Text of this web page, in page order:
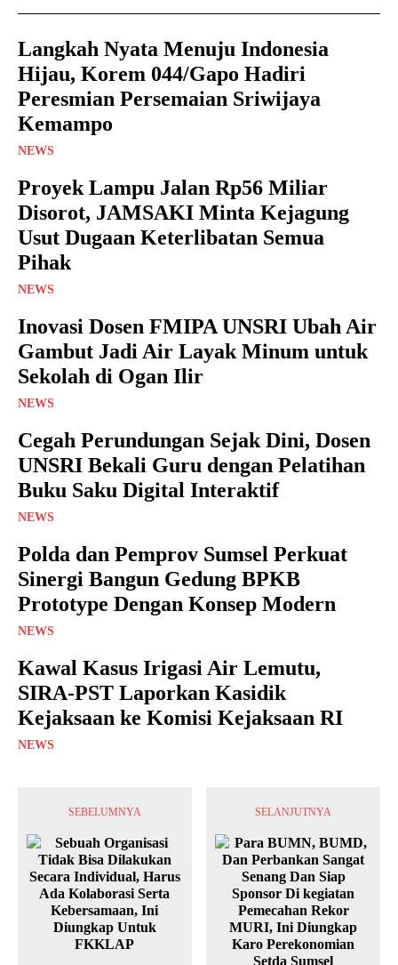
Langkah Nyata Menuju Indonesia
Hijau, Korem 044/Gapo Hadiri
Peresmian Persemaian Sriwijaya
Kemampo
NEWS
Proyek Lampu Jalan Rp56 Miliar
Disorot, JAMSAKI Minta Kejagung
Usut Dugaan Keterlibatan Semua
Pihak
NEWS
Inovasi Dosen FMIPA UNSRI Ubah Air
Gambut Jadi Air Layak Minum untuk
Sekolah di Ogan Ilir
NEWS
Cegah Perundungan Sejak Dini, Dosen
UNSRI Bekali Guru dengan Pelatihan
Buku Saku Digital Interaktif
NEWS
Polda dan Pemprov Sumsel Perkuat
Sinergi Bangun Gedung BPKB
Prototype Dengan Konsep Modern
NEWS
Kawal Kasus Irigasi Air Lemutu,
SIRA-PST Laporkan Kasidik
Kejaksaan ke Komisi Kejaksaan RI
NEWS
SEBELUMNYA SELANJUTNYA